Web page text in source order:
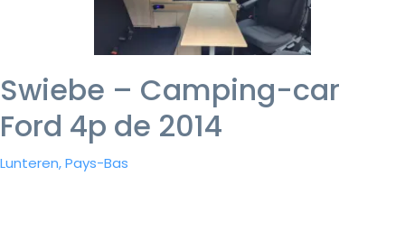
Swiebe – Camping-car
Ford 4p de 2014
Lunteren, Pays-Bas